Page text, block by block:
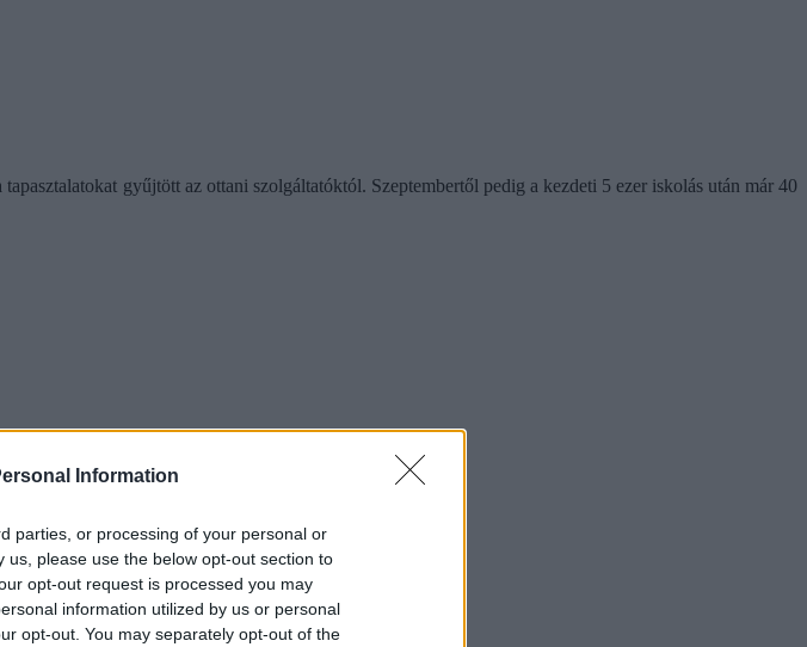
Information
parties, or processing of your personal or
please use the below opt-out section to
opt-out request is processed you may
information utilized by us or personal
opt-out. You may separately opt-out of the
gyűjtött az ottani szolgáltatóktól. Szeptembertől pedig a kezdeti 5 ezer iskolás után már 40